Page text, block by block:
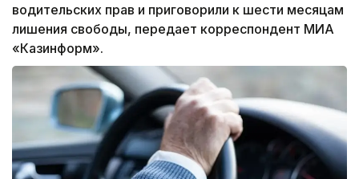
водительских прав и приговорили к шести месяцам
лишения свободы, передает корреспондент МИА
«Казинформ».